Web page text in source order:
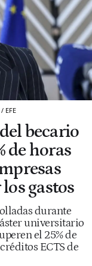
EFE
becario
de horas
gastos
durante
universitario
el 25% de
ECTS de